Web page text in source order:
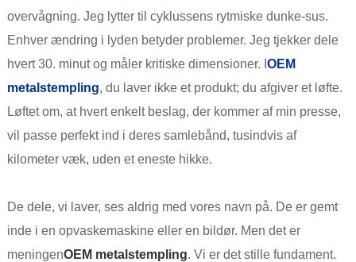
overvågning. Jeg lytter til cyklussens rytmiske dunke-sus.
Enhver ændring i lyden betyder problemer. Jeg tjekker dele
hvert 30. minut og måler kritiske dimensioner. I OEM
metalstempling, du laver ikke et produkt; du afgiver et løfte.
Løftet om, at hvert enkelt beslag, der kommer af min presse,
vil passe perfekt ind i deres samlebånd, tusindvis af
kilometer væk, uden et eneste hikke.
De dele, vi laver, ses aldrig med vores navn på. De er gemt
inde i en opvaskemaskine eller en bildør. Men det er
meningenOEM metalstempling. Vi er det stille fundament.